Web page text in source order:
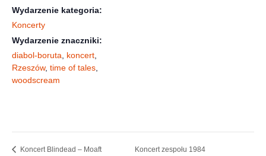
Wydarzenie kategoria:
Koncerty
Wydarzenie znaczniki:
diabol-boruta
koncert
Rzeszów, time of tales
woodscream
Koncert Blindead – Moaft
Koncert zespołu 1984